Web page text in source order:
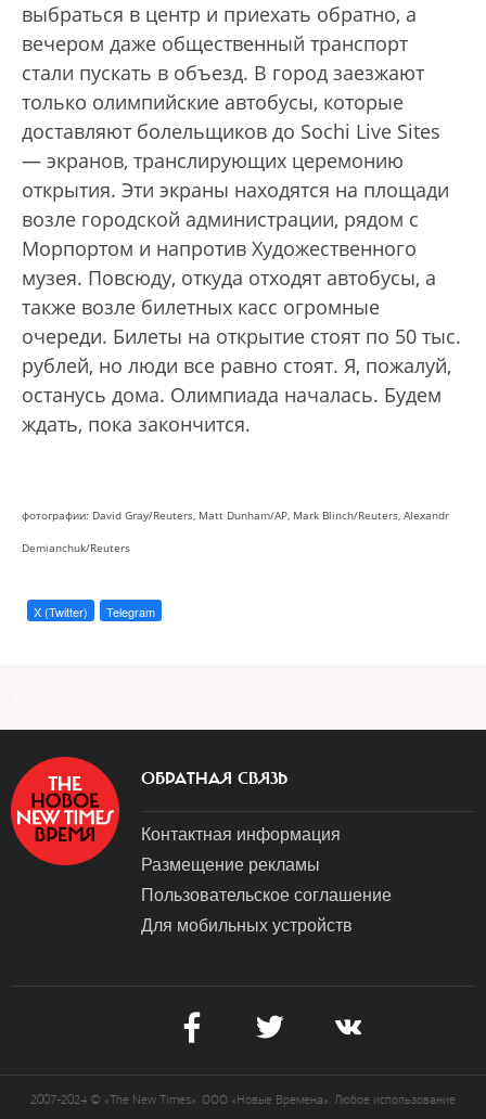
выбраться в центр и приехать обратно, а
вечером даже общественный транспорт
стали пускать в объезд. В город заезжают
только олимпийские автобусы, которые
доставляют болельщиков до Sochi Live Sites
— экранов, транслирующих церемонию
открытия. Эти экраны находятся на площади
возле городской администрации, рядом с
Морпортом и напротив Художественного
музея. Повсюду, откуда отходят автобусы, а
также возле билетных касс огромные
очереди. Билеты на открытие стоят по 50 тыс.
рублей, но люди все равно стоят. Я, пожалуй,
останусь дома. Олимпиада началась. Будем
ждать, пока закончится.
фотографии: David Gray/Reuters, Matt Dunham/AP, Mark Blinch/Reuters, Alexandr
Demianchuk/Reuters
X (Twitter) Telegram
ОБРАТНАЯ СВЯЗЬ
Контактная информация
Размещение рекламы
Пользовательское соглашение
Для мобильных устройств
2007-2024 © «The New Times». ООО «Новые Времена». Любое использование